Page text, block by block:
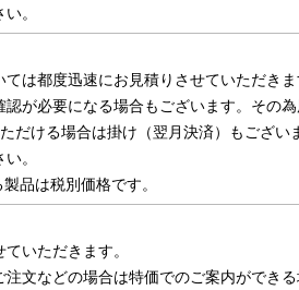
。
は都度迅速にお見積りさせていただき
が必要になる場合もございます。その
だける場合は掛け（翌月決済）もござ
。
品は税別価格です。
いただきます。
文などの場合は特価でのご案内ができ